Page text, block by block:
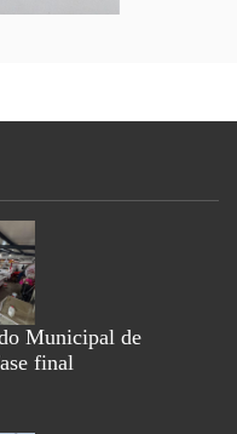
Municipal de
final